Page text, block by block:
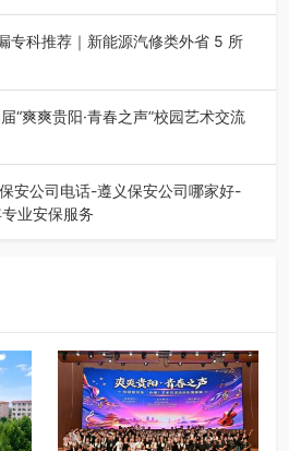
饰“一口价·超极放心装”新品发布
科推荐｜新能源汽修类外省 5 所
系中，200至300分数段考生可选择
…“爽爽贵阳·青春之声”校园艺术交流
四届“爽爽贵阳·青春之声”校园管
动…
安公司电话-遵义保安公司哪家好-
业安保服务